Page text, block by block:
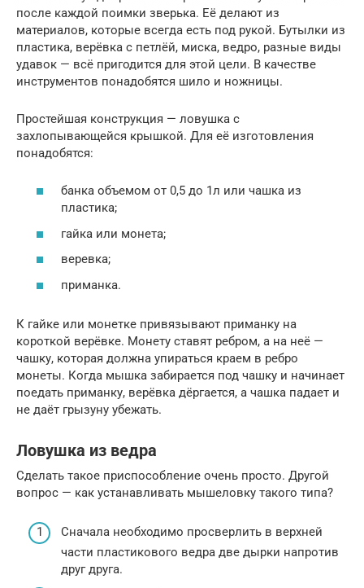
после каждой поимки зверька. Её делают из
материалов, которые всегда есть под рукой. Бутылки из
пластика, верёвка с петлёй, миска, ведро, разные виды
удавок — всё пригодится для этой цели. В качестве
инструментов понадобятся шило и ножницы.
Простейшая конструкция — ловушка с
захлопывающейся крышкой. Для её изготовления
понадобятся:
банка объемом от 0,5 до 1л или чашка из
пластика;
гайка или монета;
веревка;
приманка.
К гайке или монетке привязывают приманку на
короткой верёвке. Монету ставят ребром, а на неё —
чашку, которая должна упираться краем в ребро
монеты. Когда мышка забирается под чашку и начинает
поедать приманку, верёвка дёргается, а чашка падает и
не даёт грызуну убежать.
Ловушка из ведра
Сделать такое приспособление очень просто. Другой
вопрос — как устанавливать мышеловку такого типа?
Сначала необходимо просверлить в верхней
части пластикового ведра две дырки напротив
друг друга.